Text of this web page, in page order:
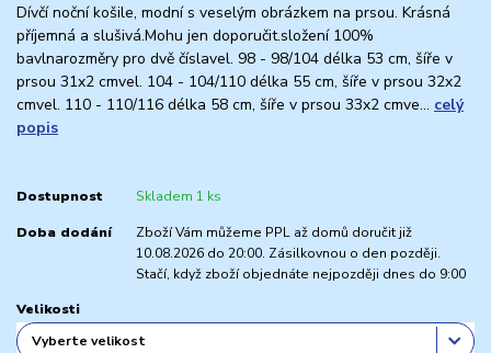
Dívčí noční košile, modní s veselým obrázkem na prsou. Krásná
příjemná a slušivá.Mohu jen doporučit.složení 100%
bavlnarozměry pro dvě číslavel. 98 - 98/104 délka 53 cm, šíře v
prsou 31x2 cmvel. 104 - 104/110 délka 55 cm, šíře v prsou 32x2
cmvel. 110 - 110/116 délka 58 cm, šíře v prsou 33x2 cmve... celý
popis
Dostupnost Skladem 1 ks
Doba dodání
Zboží Vám můžeme PPL až domů doručit již
10.08.2026 do 20:00. Zásilkovnou o den později.
Stačí, když zboží objednáte nejpozději dnes do 9:00
Velikosti